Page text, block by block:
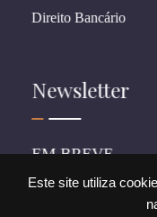
Este site utiliza
Direito Bancário
Newsletter
EM BREVE